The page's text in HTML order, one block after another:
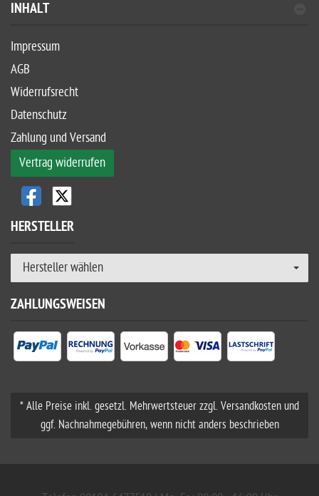
INHALT
Impressum
AGB
Widerrufsrecht
Datenschutz
Zahlung und Versand
Vertrag widerrufen
HERSTELLER
Hersteller wählen
ZAHLUNGSWEISEN
* Alle Preise inkl. gesetzl. Mehrwertsteuer zzgl. Versandkosten und
ggf. Nachnahmegebühren, wenn nicht anders beschrieben